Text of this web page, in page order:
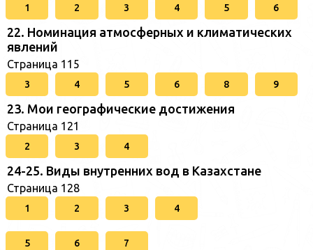
1 2 3 4 5 6
22. Номинация атмосферных и климатических
явлений
Страница 115
3 4 5 6 8 9
23. Мои географические достижения
Страница 121
2 3 4
24-25. Виды внутренних вод в Казахстане
Страница 128
1 2 3 4
5 6 7